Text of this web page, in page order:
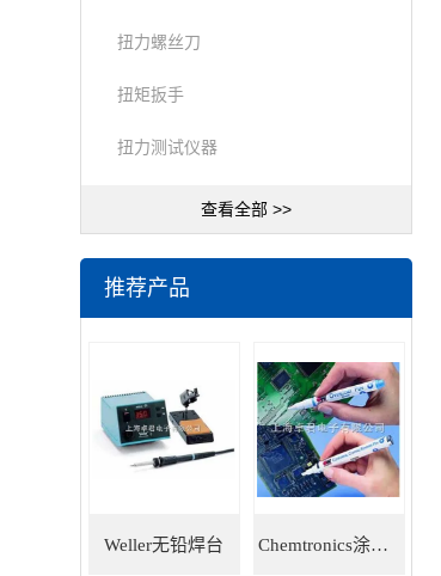
扭力螺丝刀
扭矩扳手
扭力测试仪器
查看全部 >>
推荐产品
Weller无铅焊台 Chemtronics涂层笔